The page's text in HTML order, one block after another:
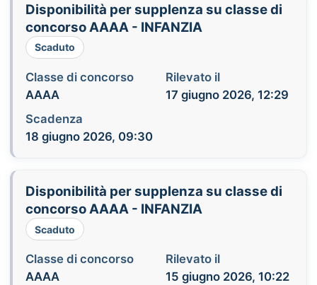
Disponibilità per supplenza su classe di
concorso AAAA - INFANZIA
Scaduto
Classe di concorso
AAAA
Rilevato il
17 giugno 2026, 12:29
Scadenza
18 giugno 2026, 09:30
Disponibilità per supplenza su classe di
concorso AAAA - INFANZIA
Scaduto
Classe di concorso
AAAA
Rilevato il
15 giugno 2026, 10:22